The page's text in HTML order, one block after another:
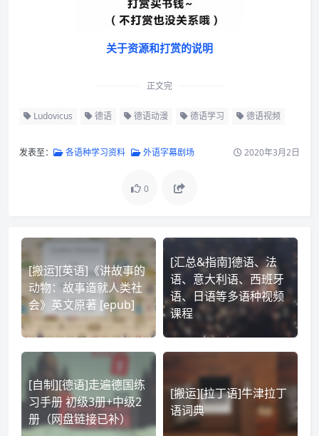
关于资源和打赏的说明
正文完
Ludovicus 德语 德语动漫 德语学习 德语视频
发表至： 各语种学习资料 外语字幕剧场 2020年3月2日
0
[搬运][英语]《讲故事的
动物：故事造就人类社
会》英文原著 [epub]
[汇总&指南]德语、法
语、意大利语、西班牙
语、日语等多语种视频
课程
[自制][德语]走遍德国练
习手册 初级3册+中级2
册（网盘链接已补）
[搬运][拉丁语]牛津拉丁
语词典